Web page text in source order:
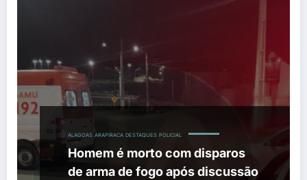
ALAGOAS ARAPIRACA DESTAQUES POLICIAL
Homem é morto com disparos
de arma de fogo após discussão